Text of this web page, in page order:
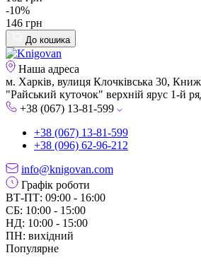
-10%
146 грн
До кошика
Наша адреса
м. Харків, вулиця Клочківська 30,
"Райський куточок" верхній ярус 1-й
+38 (067) 13-81-599
+38 (067) 13-81-599
+38 (096) 62-96-212
info@knigovan.com
Графік роботи
ВТ-ПТ: 09:00 - 16:00
СБ: 10:00 - 15:00
НД: 10:00 - 15:00
ПН: вихідний
Популярне